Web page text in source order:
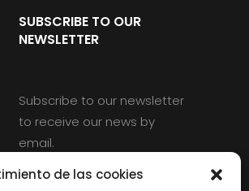
de las cookies
SUBSCRIBE TO OUR
NEWSLETTER
Subscribe to our newsletter
to receive our news by
email.